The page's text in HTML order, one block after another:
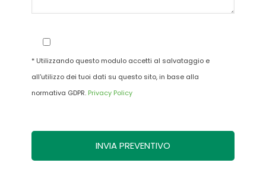
* Utilizzando questo modulo accetti al salvataggio e
all'utilizzo dei tuoi dati su questo sito, in base alla
normativa GDPR. Privacy Policy